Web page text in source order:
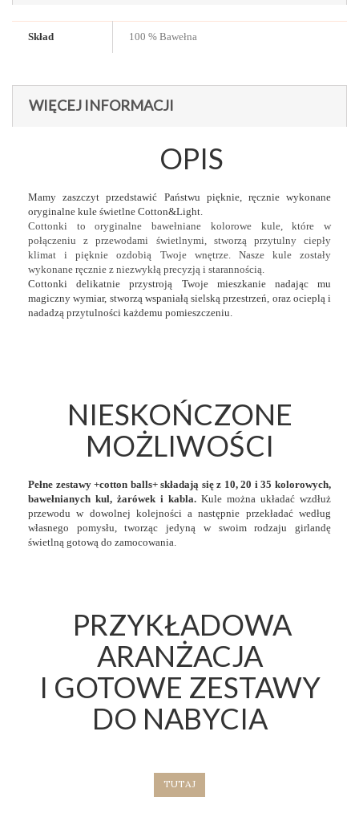
Skład 100 % Bawełna
WIĘCEJ INFORMACJI
OPIS
Mamy zaszczyt przedstawić Państwu pięknie, ręcznie wykonane
oryginalne kule świetlne Cotton&Light.
Cottonki to oryginalne bawełniane kolorowe kule, które w
połączeniu z przewodami świetlnymi, stworzą przytulny ciepły
klimat i pięknie ozdobią Twoje wnętrze. Nasze kule zostały
wykonane ręcznie z niezwykłą precyzją i starannością.
Cottonki delikatnie przystroją Twoje mieszkanie nadając mu
magiczny wymiar, stworzą wspaniałą sielską przestrzeń, oraz ocieplą i
nadadzą przytulności każdemu pomieszczeniu.
NIESKOŃCZONE
MOŻLIWOŚCI
Pełne zestawy +cotton balls+ składają się z 10, 20 i 35 kolorowych,
bawełnianych kul, żarówek i kabla. Kule można układać wzdłuż
przewodu w dowolnej kolejności a następnie przekładać według
własnego pomysłu, tworząc jedyną w swoim rodzaju girlandę
świetlną gotową do zamocowania.
PRZYKŁADOWA
ARANŻACJA
I GOTOWE ZESTAWY
DO NABYCIA
TUTAJ